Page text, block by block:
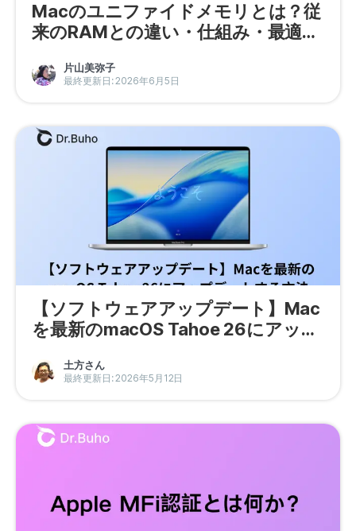
Macのユニファイドメモリとは？従
来のRAMとの違い・仕組み・最適な
片山美弥子
最終更新日: 2026年6月5日
【ソフトウェアアップデート】Mac
を最新のmacOS Tahoe 26にアップ
土方さん
最終更新日: 2026年5月12日